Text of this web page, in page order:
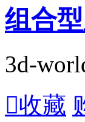
组合
3d-
收藏